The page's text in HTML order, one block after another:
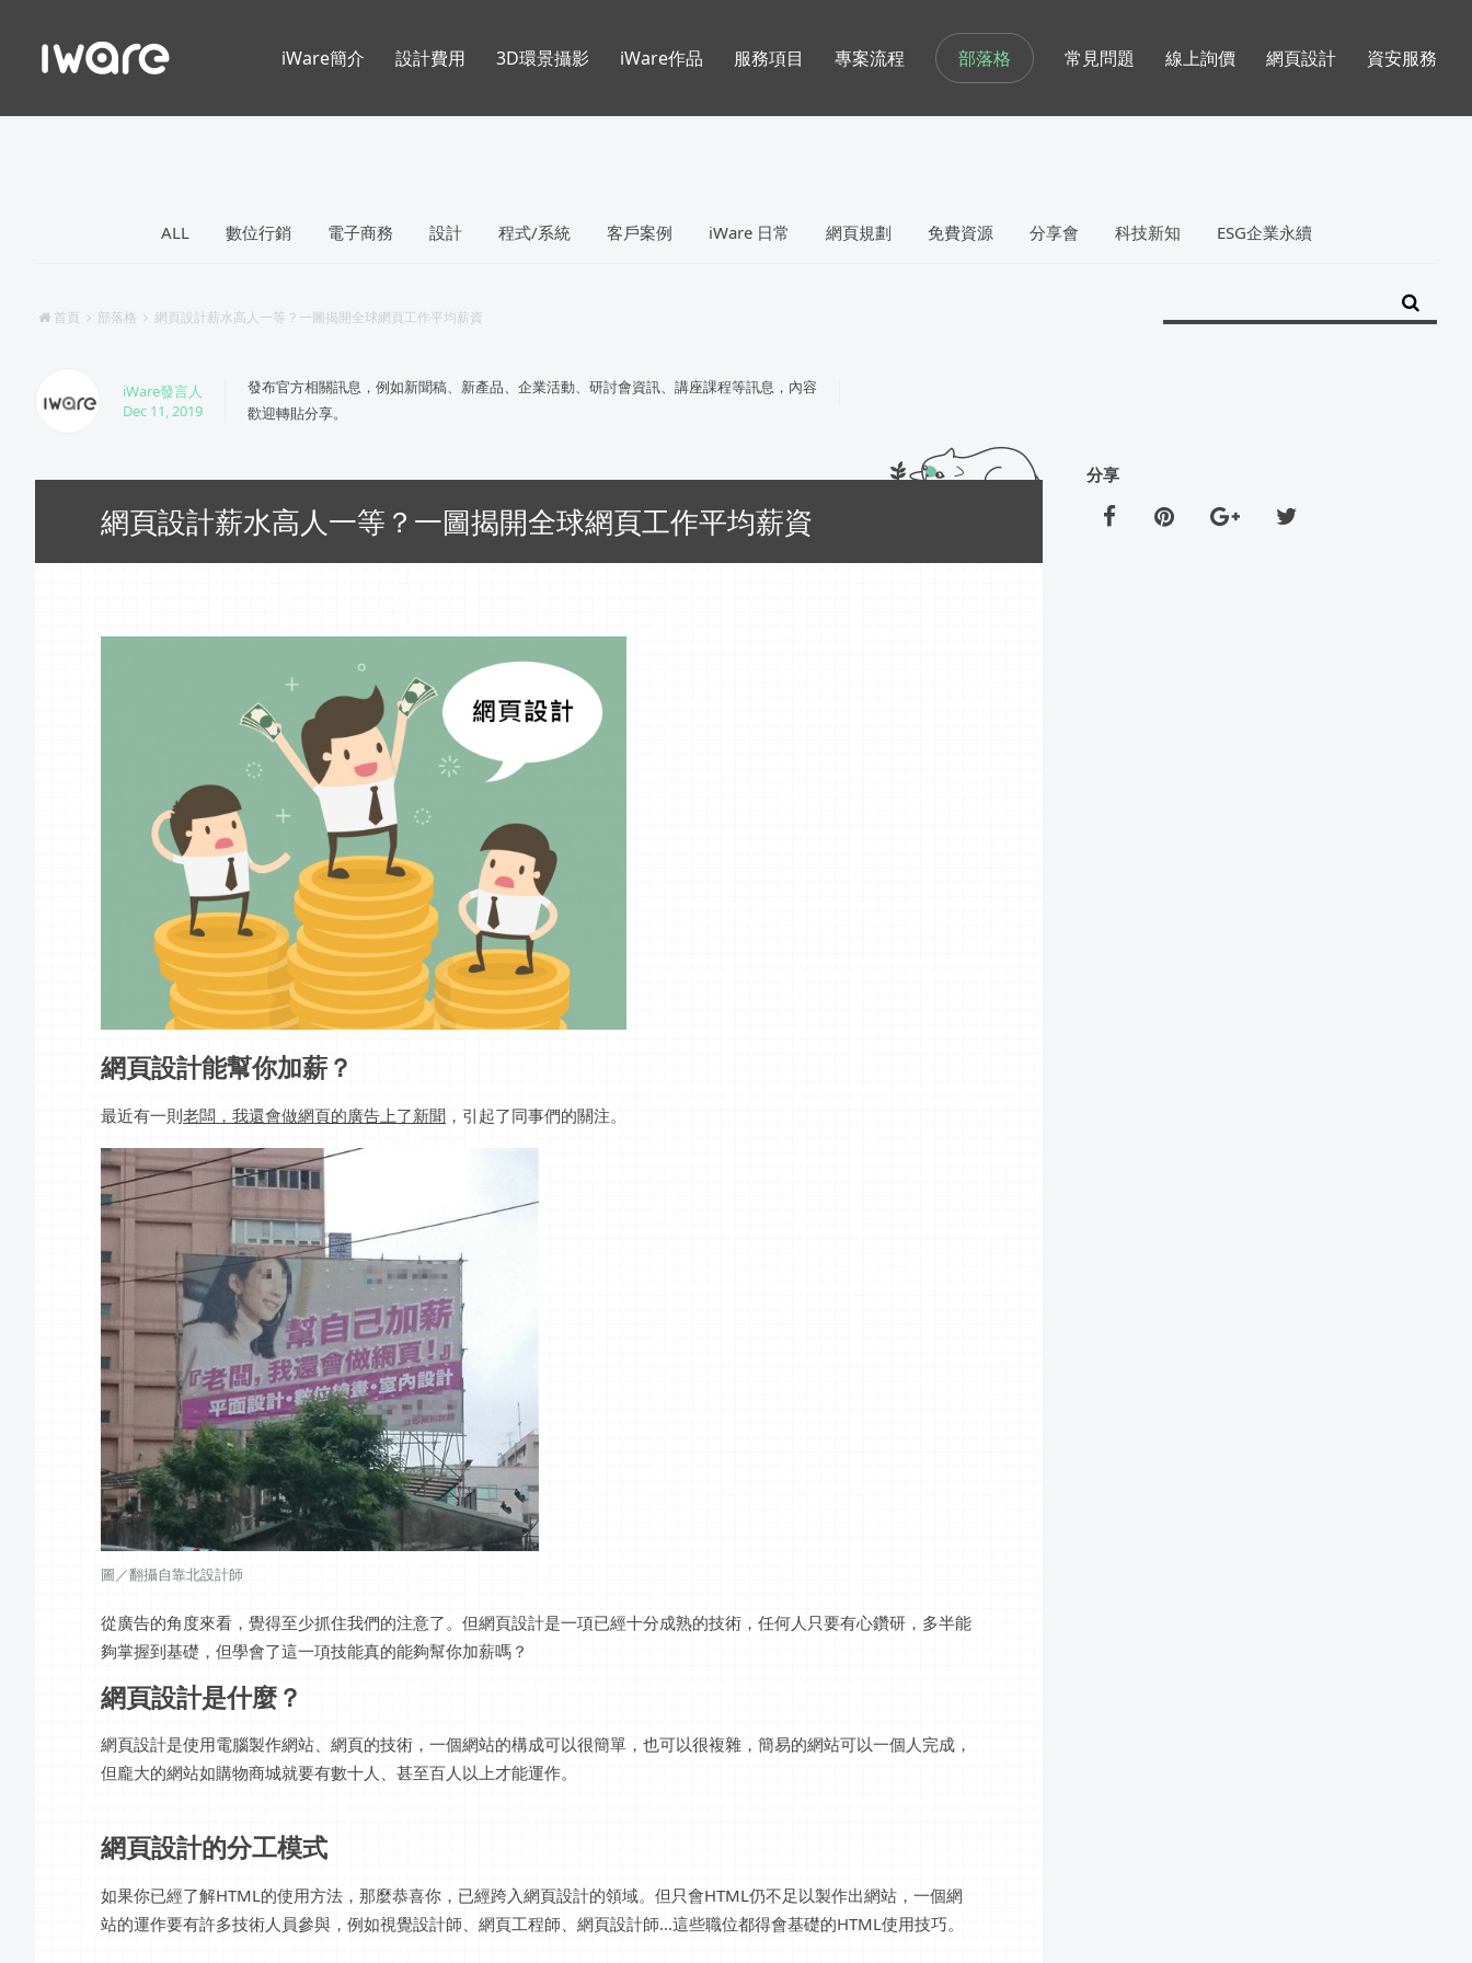
部落格
ALL 數位行銷 電子商務 設計 程式/系統 客戶案例 iWare 日常 網頁規劃 免費資源 分享會 科技新知 ESG企業永續
首頁 部落格 網頁設計薪水高人一等？一圖揭開全球網頁工作平均薪資
iWare發言人
Dec 11, 2019
發布官方相關訊息，例如新聞稿、新產品、企業活動、研討會資訊、講座課程等訊息，內容
歡迎轉貼分享。
網頁設計薪水高人一等？一圖揭開全球網頁工作平均薪資
網頁設計能幫你加薪？
最近有一則老闆，我還會做網頁的廣告上了新聞 ，引起了同事們的關注。
圖／翻攝自靠北設計師
從廣告的角度來看，覺得至少抓住我們的注意了。但網頁設計是一項已經十分成熟的技術，任何人只要有心鑽研，多半能
夠掌握到基礎，但學會了這一項技能真的能夠幫你加薪嗎？
網頁設計是什麼？
網頁設計是使用電腦製作網站、網頁的技術，一個網站的構成可以很簡單，也可以很複雜，簡易的網站可以一個人完成，
但龐大的網站如購物商城就要有數十人、甚至百人以上才能運作。
網頁設計的分工模式
如果你已經了解HTML的使用方法，那麼恭喜你，已經跨入網頁設計的領域。但只會HTML仍不足以製作出網站，一個網
站的運作要有許多技術人員參與，例如視覺設計師、網頁工程師、網頁設計師...這些職位都得會基礎的HTML使用技巧。
分享